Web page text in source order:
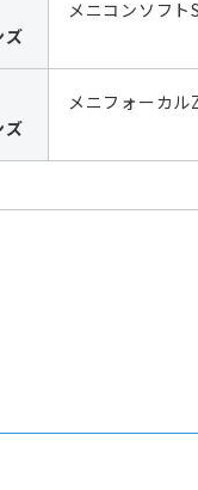
ズ
メニコンソフトS
ズ
メニフォーカル